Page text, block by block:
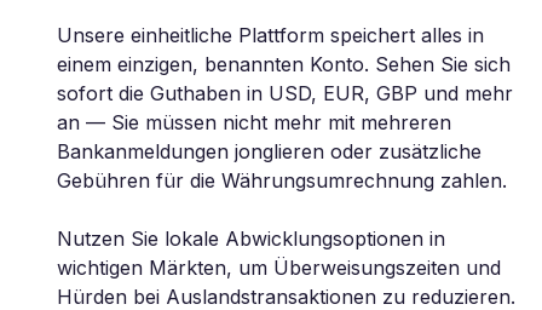
Unsere einheitliche Plattform speichert alles in
einem einzigen, benannten Konto. Sehen Sie sich
sofort die Guthaben in USD, EUR, GBP und mehr
an — Sie müssen nicht mehr mit mehreren
Bankanmeldungen jonglieren oder zusätzliche
Gebühren für die Währungsumrechnung zahlen.
Nutzen Sie lokale Abwicklungsoptionen in
wichtigen Märkten, um Überweisungszeiten und
Hürden bei Auslandstransaktionen zu reduzieren.